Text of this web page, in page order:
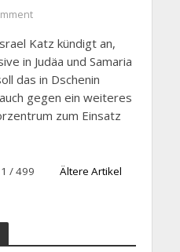
Katz kündigt an,
in Judäa und Samaria
das in Dschenin
gegen ein weiteres
zum Einsatz
/ 499 Ältere Artikel